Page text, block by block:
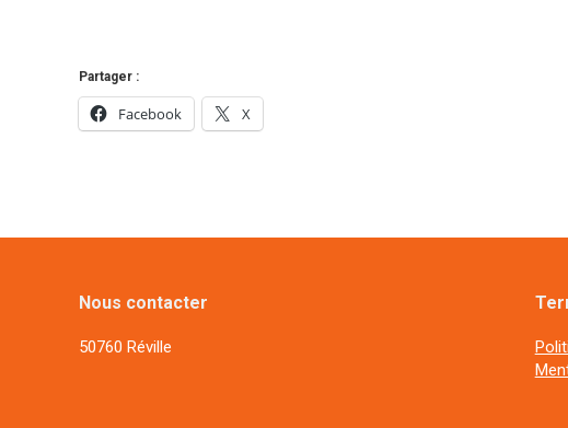
Partager :
Facebook X
Nous contacter
50760 Réville